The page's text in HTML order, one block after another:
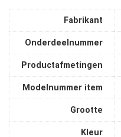
Fabrikant
Onderdeelnummer
Productafmetingen
Modelnummer item
Grootte
Kleur